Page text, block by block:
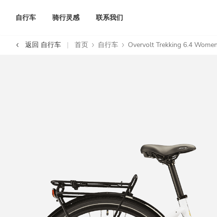
自行车 骑行灵感 联系我们
返回 自行车 首页 自行车 Overvolt Trekking 6.4